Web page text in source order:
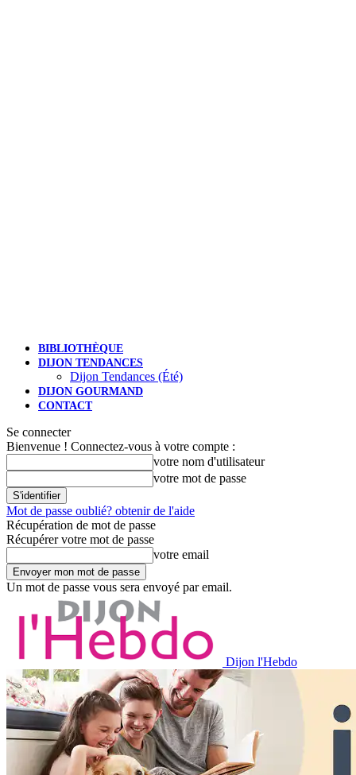
BIBLIOTHÈQUE
DIJON TENDANCES
Dijon Tendances (Été)
DIJON GOURMAND
CONTACT
Se connecter
Bienvenue ! Connectez-vous à votre compte :
votre nom d'utilisateur
votre mot de passe
Mot de passe oublié? obtenir de l'aide
Récupération de mot de passe
Récupérer votre mot de passe
votre email
Un mot de passe vous sera envoyé par email.
Dijon l'Hebdo